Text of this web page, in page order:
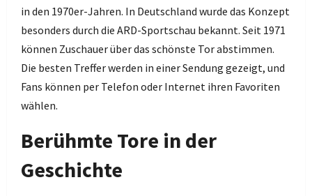
in den 1970er-Jahren. In Deutschland wurde das Konzept
besonders durch die ARD-Sportschau bekannt. Seit 1971
können Zuschauer über das schönste Tor abstimmen.
Die besten Treffer werden in einer Sendung gezeigt, und
Fans können per Telefon oder Internet ihren Favoriten
wählen.
Berühmte Tore in der
Geschichte